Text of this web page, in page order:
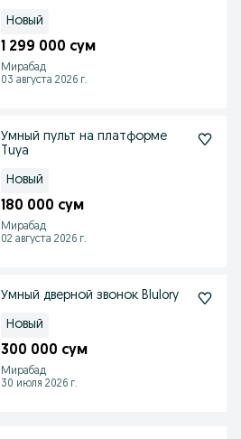
Новый
1 299 000 сум
Мирабад
03 августа 2026 г.
Умный пульт на платформе
Tuya
Новый
180 000 сум
Мирабад
02 августа 2026 г.
Умный дверной звонок Blulory
Новый
300 000 сум
Мирабад
30 июля 2026 г.